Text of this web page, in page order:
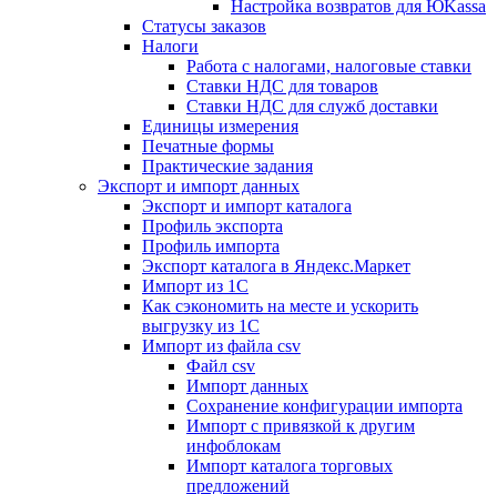
Настройка возвратов для ЮKassa
Статусы заказов
Налоги
Работа с налогами, налоговые ставки
Ставки НДС для товаров
Ставки НДС для служб доставки
Единицы измерения
Печатные формы
Практические задания
Экспорт и импорт данных
Экспорт и импорт каталога
Профиль экспорта
Профиль импорта
Экспорт каталога в Яндекс.Маркет
Импорт из 1С
Как сэкономить на месте и ускорить
выгрузку из 1С
Импорт из файла csv
Файл csv
Импорт данных
Сохранение конфигурации импорта
Импорт с привязкой к другим
инфоблокам
Импорт каталога торговых
предложений